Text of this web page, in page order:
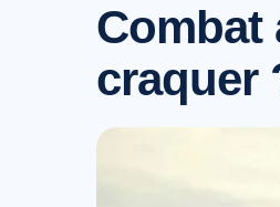
Combat
craquer